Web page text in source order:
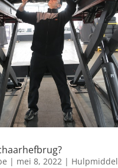
| mei 8, 2022| Hulpmiddel